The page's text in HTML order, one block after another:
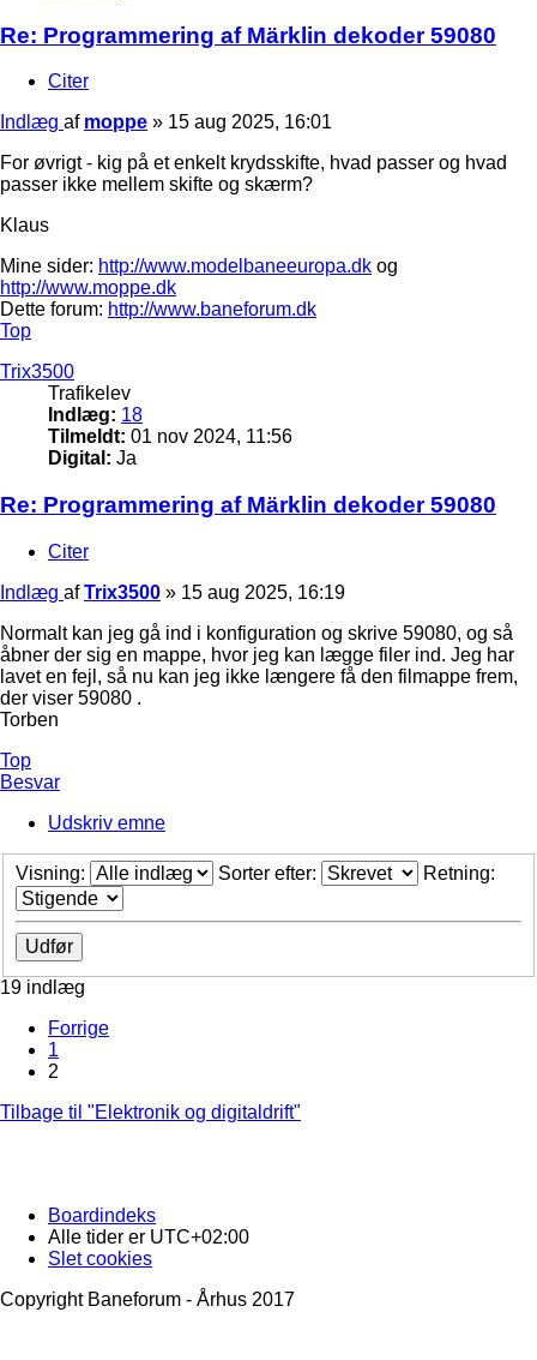
Re: Programmering af Märklin dekoder 59080
Citer
Indlæg af moppe » 15 aug 2025, 16:01
For øvrigt - kig på et enkelt krydsskifte, hvad passer og hvad
passer ikke mellem skifte og skærm?
Klaus
Mine sider: http://www.modelbaneeuropa.dk og
http://www.moppe.dk
Dette forum: http://www.baneforum.dk
Top
Trix3500
Trafikelev
Indlæg: 18
Tilmeldt: 01 nov 2024, 11:56
Digital: Ja
Re: Programmering af Märklin dekoder 59080
Citer
Indlæg afTrix3500 » 15 aug 2025, 16:19
Normalt kan jeg gå ind i konfiguration og skrive 59080, og så
åbner der sig en mappe, hvor jeg kan lægge filer ind. Jeg har
lavet en fejl, så nu kan jeg ikke længere få den filmappe frem,
der viser 59080 .
Torben
Top
Besvar
Udskriv emne
Visning: Sorter efter: Retning:
19 indlæg
Forrige
1
2
Tilbage til "Elektronik og digitaldrift"
Boardindeks
Alle tider er UTC+02:00
Slet cookies
Copyright Baneforum - Århus 2017